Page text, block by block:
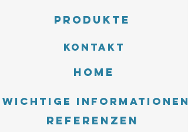
Produkte
Kontakt
Home
Wichtige Informationen
Referenzen